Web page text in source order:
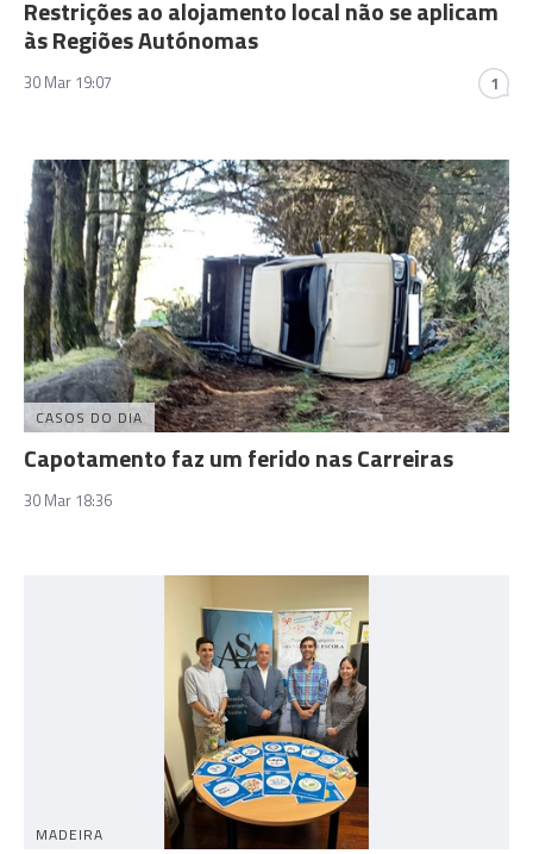
Restrições ao alojamento local não se aplicam
às Regiões Autónomas
30 Mar 19:07 1
CASOS DO DIA
Capotamento faz um ferido nas Carreiras
30 Mar 18:36
MADEIRA